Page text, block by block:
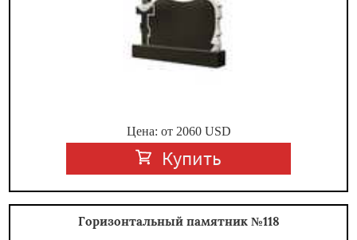
Цена: от 2060USD
Купить
Горизонтальный памятник №118